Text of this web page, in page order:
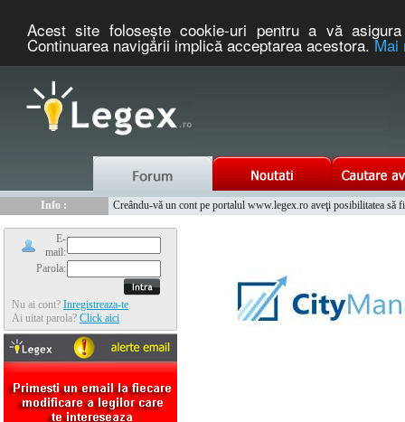
Acest site foloseşte cookie-uri pentru a vă
Continuarea navigării implică acceptarea acestora.Mai
Info :
Creându-vă un cont pe portalul www.legex.ro aveţi posibilitatea să
E-
mail:
Parola:
Nu ai cont? Inregistreaza-te
Ai uitat parola? Click aici